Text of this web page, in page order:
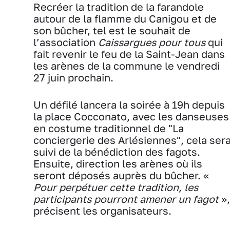
Recréer la tradition de la farandole
autour de la flamme du Canigou et de
son bûcher, tel est le souhait de
l’association Caissargues pour tousqui
fait revenir le feu de la Saint-Jean dans
les arènes de la commune le vendredi
27 juin prochain.
Un défilé lancera la soirée à 19h depuis
la place Cocconato, avec les danseuses
en costume traditionnel de "La
conciergerie des Arlésiennes", cela
suivi de la bénédiction des fagots.
Ensuite, direction les arènes où ils
seront déposés auprès du bûcher. «
Pour perpétuer cette tradition, les
participants pourront amener un fagot»,
précisent les organisateurs.